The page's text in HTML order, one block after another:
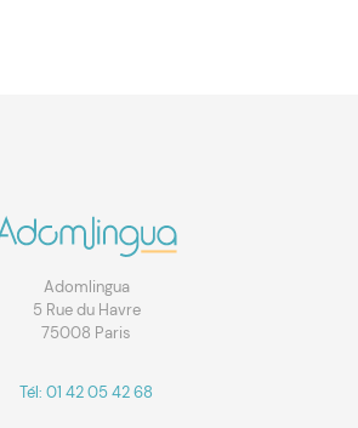
Adomlingua
5 Rue du Havre
75008 Paris
Tél: 01 42 05 42 68